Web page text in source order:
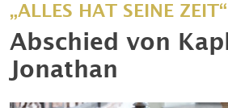
„ALLES HAT SEINE ZEIT“
Abschied von
Jonathan